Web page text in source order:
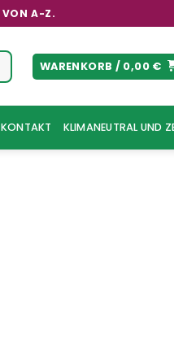
VON A-Z.
WARENKORB / 0,00 €
KONTAKT KLIMANEUTRAL UND